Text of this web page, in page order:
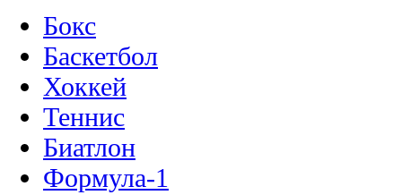
Бокс
Баскетбол
Хоккей
Теннис
Биатлон
Формула-1